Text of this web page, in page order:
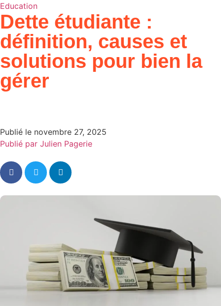
Education
Dette étudiante :
définition, causes et
solutions pour bien la
gérer
Publié le novembre 27, 2025
Publié par Julien Pagerie